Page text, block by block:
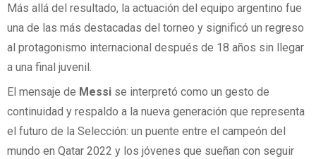
Más allá del resultado, la actuación del equipo argentino fue
una de las más destacadas del torneo y significó un regreso
al protagonismo internacional después de 18 años sin llegar
a una final juvenil.
El mensaje de Messi se interpretó como un gesto de
continuidad y respaldo a la nueva generación que representa
el futuro de la Selección: un puente entre el campeón del
mundo en Qatar 2022 y los jóvenes que sueñan con seguir